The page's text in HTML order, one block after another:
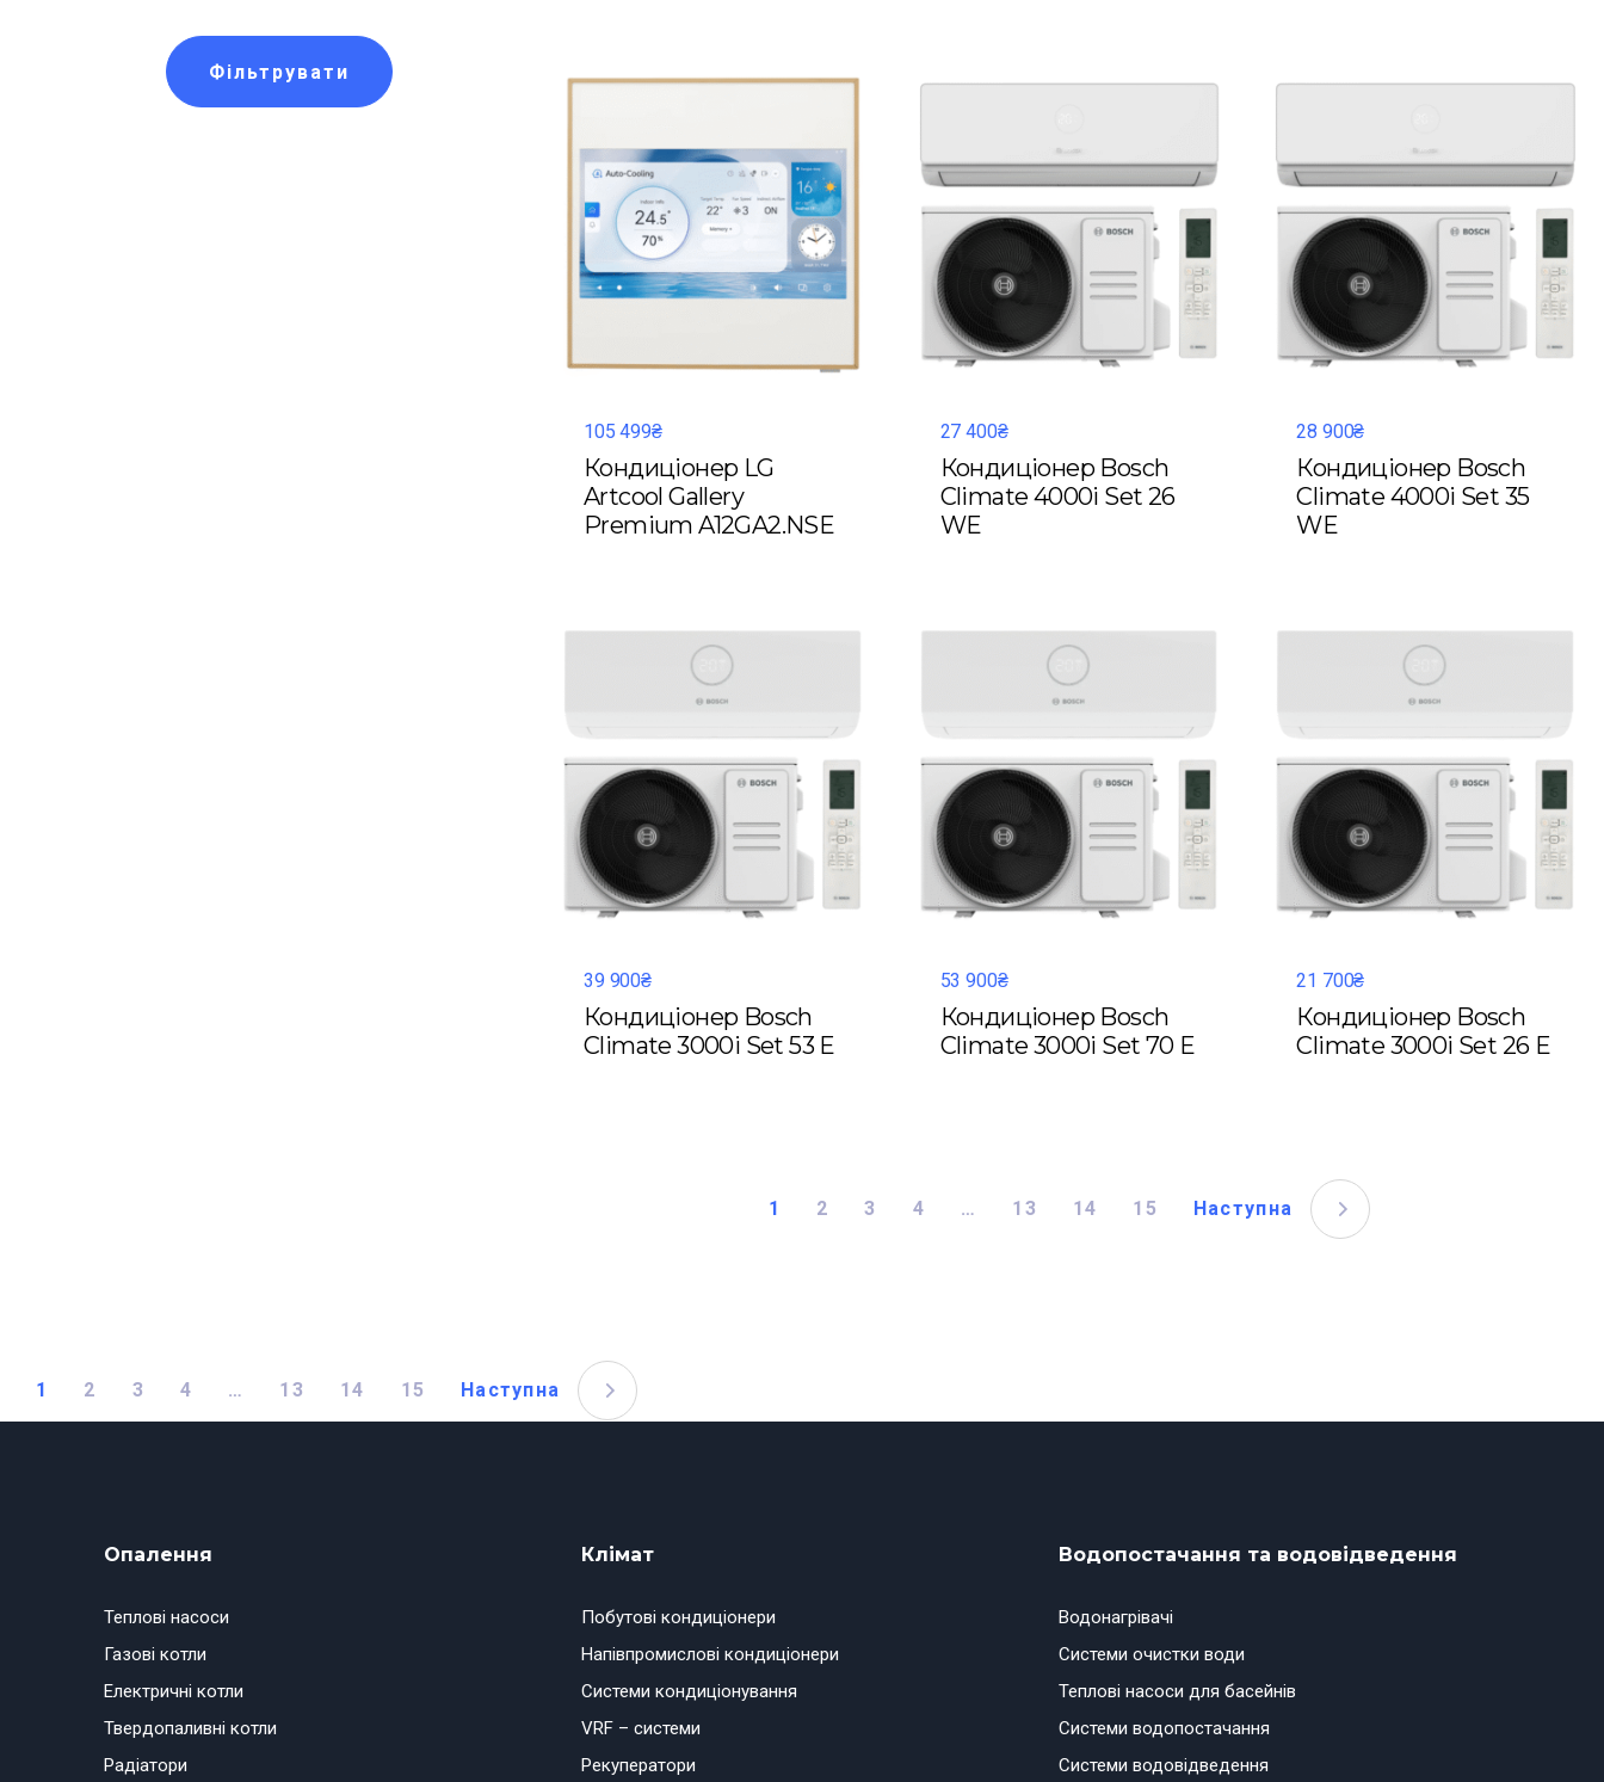
Фільтрувати
105 499₴
Кондиціонер LG
Artcool Gallery
Premium A12GA2.NSE
27 400₴
Кондиціонер Bosch
Climate 4000i Set 26
WE
28 900₴
Кондиціонер Bosch
Climate 4000i Set 35
WE
39 900₴
Кондиціонер Bosch
Climate 3000i Set 53 E
53 900₴
Кондиціонер Bosch
Climate 3000i Set 70 E
21 700₴
Кондиціонер Bosch
Climate 3000i Set 26 E
1 2 3 4 … 13 14 15 Наступна
1 2 3 4 … 13 14 15 Наступна
Опалення
Теплові насоси
Газові котли
Електричні котли
Твердопаливні котли
Радіатори
Клімат
Побутові кондиціонери
Напівпромислові кондиціонери
Системи кондиціонування
VRF – системи
Рекуператори
Водопостачання та водовідведення
Водонагрівачі
Системи очистки води
Теплові насоси для басейнів
Системи водопостачання
Системи водовідведення